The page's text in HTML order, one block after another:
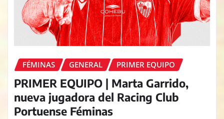
FÉMINAS GENERAL PRIMER EQUIPO
PRIMER EQUIPO | Marta Garrido,
nueva jugadora del Racing Club
Portuense Féminas